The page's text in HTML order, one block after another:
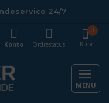
24/7
Kurv
0
Konto Ordrestatus
MENU